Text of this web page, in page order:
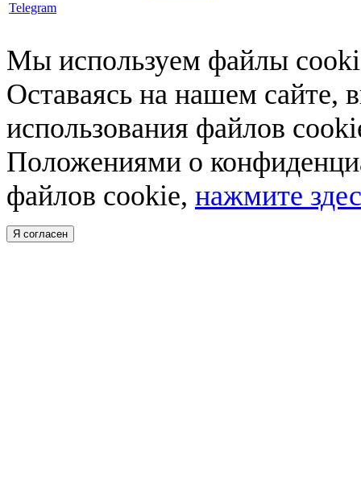
Telegram
Мы используем файлы
Оставаясь на нашем сайте,
использования файлов
Положениями о
файлов cookie, нажмите
Я согласен